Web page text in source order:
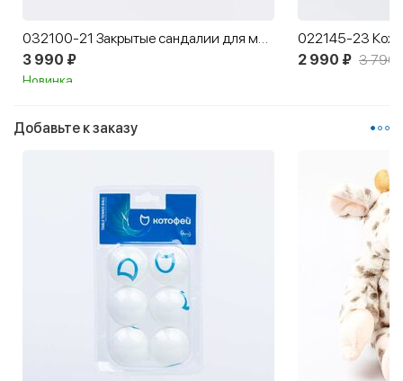
032100-21 Закрытые сандалии для мальчика Первые шаги
3 990 ₽
Новинка
2 990 ₽ 3 790
Добавьте к заказу